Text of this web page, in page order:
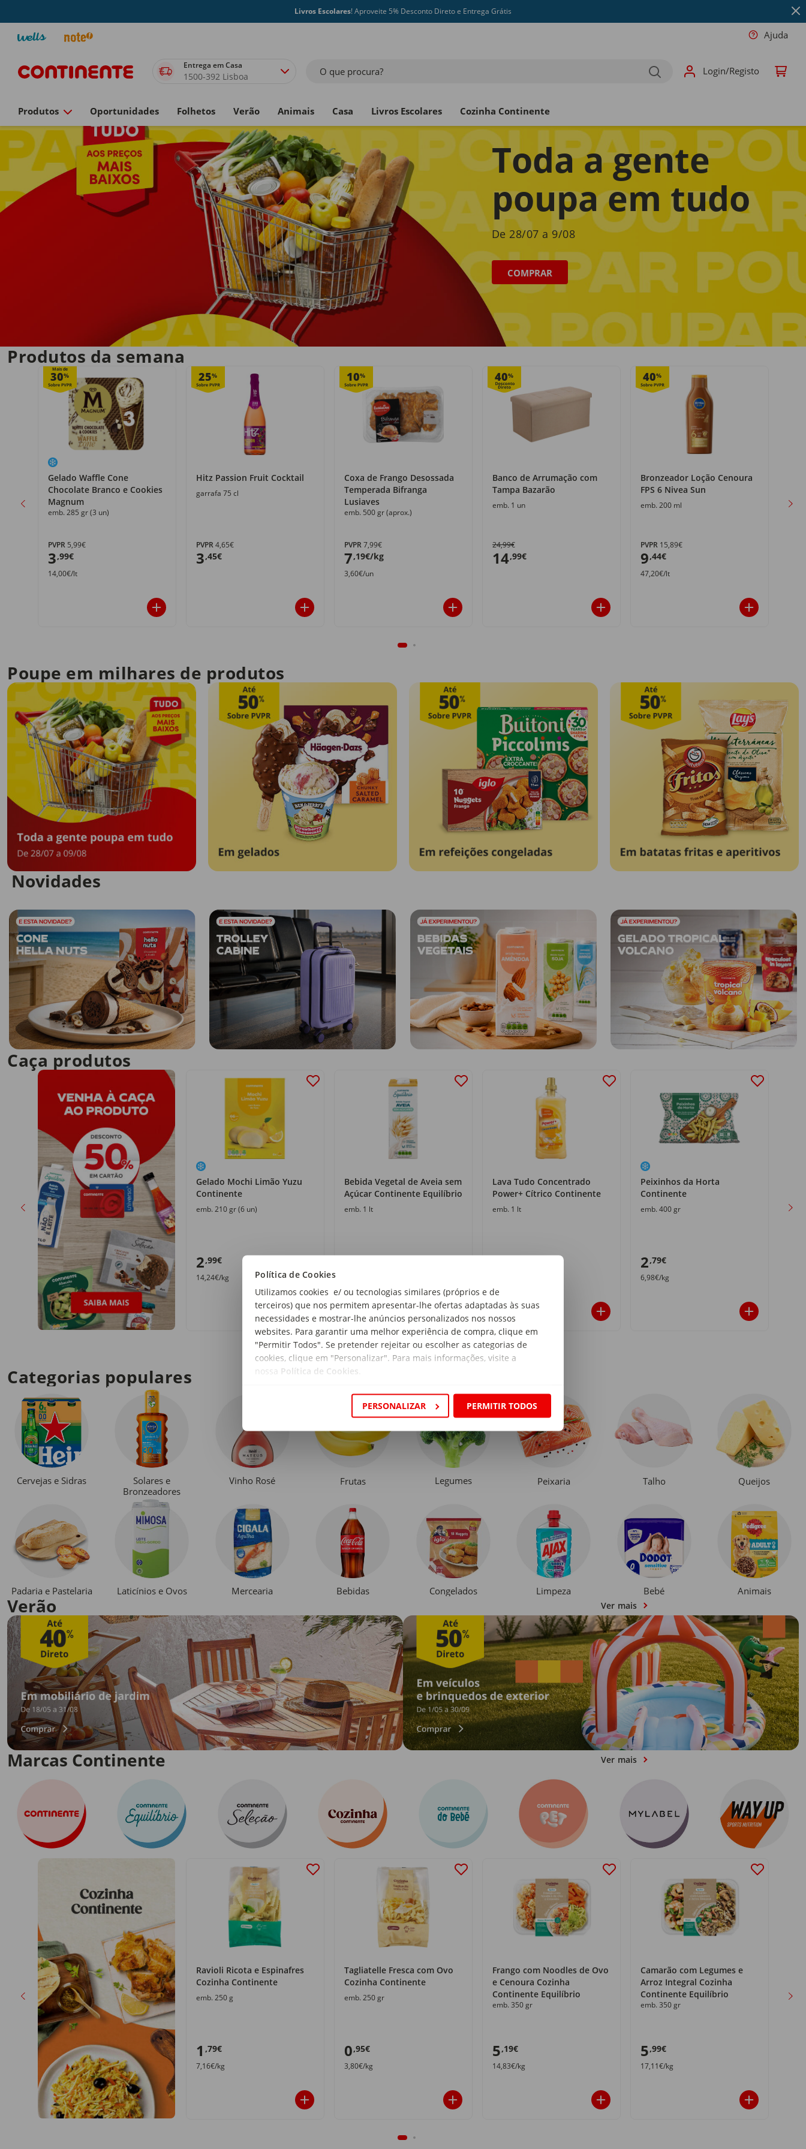
Política de Cookies
Utilizamos cookies e/ ou tecnologias similares (próprios e de
terceiros) que nos permitem apresentar-lhe ofertas adaptadas às suas
necessidades e mostrar-lhe anúncios personalizados nos nossos
websites. Para garantir uma melhor experiência de compra, clique em
"Permitir Todos". Se pretender rejeitar ou escolher as categorias de
cookies, clique em "Personalizar". Para mais informações, visite a
nossa Política de Cookies
PERSONALIZAR PERMITIR TODOS
Livros Escolares! Aproveite 5% Desconto Direto e Entrega Grátis
Ajuda
Entrega em Casa
1500-392 Lisboa O que procura? Login/Registo
Produtos Oportunidades Folhetos Verão Animais Casa Livros Escolares Cozinha Continente
Toda a gente
poupa em tudo
De 28/07 a 9/08
COMPRAR
Entrega em casa
no próprio dia
Recolha grátis
+50 000 produtos
Pagamento seguro
online ou na entrega
Produtos da semana
Mais de
30%
Gelado Waffle Cone
Chocolate Branco e Cookies
Magnum
emb. 285 gr (3 un)
PVPR5,99€
3,99€
14,00€/lt
25%
Hitz Passion Fruit Cocktail
garrafa 75 cl
PVPR4,65€
3,45€
10%
Coxa de Frango Desossada
Temperada Bifranga
Lusiaves
emb. 500 gr (aprox.)
PVPR7,99€
7,19€/kg
3,60€/un
40%
Banco de Arrumação com
Tampa Bazarão
emb. 1 un
24,99€
14,99€
40%
Bronzeador Loção Cenoura
FPS 6 Nivea Sun
emb. 200 ml
PVPR15,89€
9,44€
47,20€/lt
Poupe em milhares de produtos
Novidades
Caça produtos
Gelado Mochi Limão Yuzu
Continente
emb. 210 gr (6 un)
2,99€
14,24€/kg
Bebida Vegetal de Aveia sem
Açúcar Continente Equilíbrio
emb. 1 lt
1
Lava Tudo Concentrado
Power+ Cítrico Continente
emb. 1 lt
1
Peixinhos da Horta
Continente
emb. 400 gr
2,79€
6,98€/kg
Categorias populares
Cervejas e Sidras
Solares e
Bronzeadores
Vinho Rosé Frutas Legumes Peixaria Talho Queijos
Padaria e Pastelaria Laticínios e Ovos Mercearia Bebidas Congelados Limpeza Bebé Animais
Verão Ver mais
Marcas Continente Ver mais
Ravioli Ricota e Espinafres
Cozinha Continente
emb. 250 g
1 ,79€
7,16€/kg
Tagliatelle Fresca com Ovo
Cozinha Continente
emb. 250 gr
0,95€
3,80€/kg
Frango com Noodles de Ovo
e Cenoura Cozinha
Continente Equilíbrio
emb. 350 gr
5,19€
14,83€/kg
Camarão com Legumes e
Arroz Integral Cozinha
Continente Equilíbrio
emb. 350 gr
5,99€
17,11€/kg